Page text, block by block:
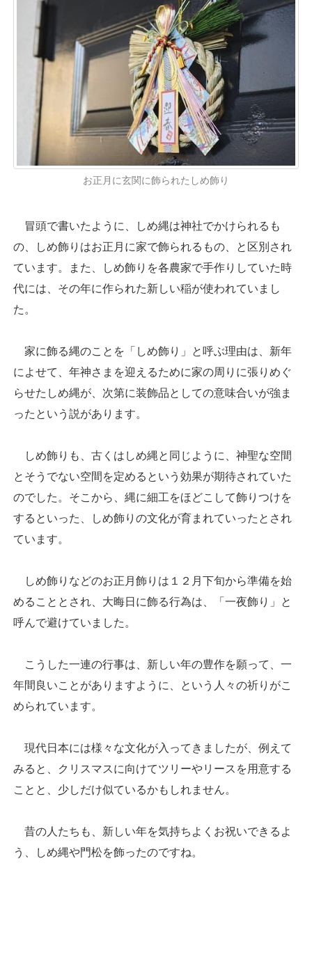
お正月に玄関に飾られたしめ飾り
冒頭で書いたように、しめ縄は神社でかけられるも
の、しめ飾りはお正月に家で飾られるもの、と区別され
ています。また、しめ飾りを各農家で手作りしていた時
代には、その年に作られた新しい稲が使われていまし
た。
家に飾る縄のことを「しめ飾り」と呼ぶ理由は、新年
によせて、年神さまを迎えるために家の周りに張りめぐ
らせたしめ縄が、次第に装飾品としての意味合いが強ま
ったという説があります。
しめ飾りも、古くはしめ縄と同じように、神聖な空間
とそうでない空間を定めるという効果が期待されていた
のでした。そこから、縄に細工をほどこして飾りつけを
するといった、しめ飾りの文化が育まれていったとされ
ています。
しめ飾りなどのお正月飾りは１２月下旬から準備を始
めることとされ、大晦日に飾る行為は、「一夜飾り」と
呼んで避けていました。
こうした一連の行事は、新しい年の豊作を願って、一
年間良いことがありますように、という人々の祈りがこ
められています。
現代日本には様々な文化が入ってきましたが、例えて
みると、クリスマスに向けてツリーやリースを用意する
ことと、少しだけ似ているかもしれません。
昔の人たちも、新しい年を気持ちよくお祝いできるよ
う、しめ縄や門松を飾ったのですね。